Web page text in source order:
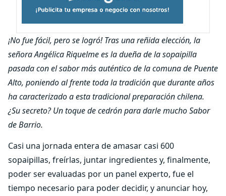
¡No fue fácil, pero se logró! Tras una reñida elección, la
señora Angélica Riquelme es la dueña de la sopaipilla
pasada con el sabor más auténtico de la comuna de Puente
Alto, poniendo al frente toda la tradición que durante años
ha caracterizado a esta tradicional preparación chilena.
¿Su secreto? Un toque de cedrón para darle mucho Sabor
de Barrio.
Casi una jornada entera de amasar casi 600
sopaipillas, freírlas, juntar ingredientes y, finalmente,
poder ser evaluadas por un panel experto, fue el
tiempo necesario para poder decidir, y anunciar hoy,